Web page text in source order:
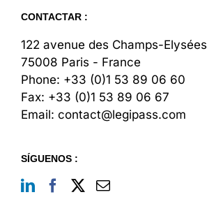
CONTACTAR :
122 avenue des Champs-Elysées
75008 Paris - France
Phone: +33 (0)1 53 89 06 60
Fax: +33 (0)1 53 89 06 67
Email: contact@legipass.com
SÍGUENOS :